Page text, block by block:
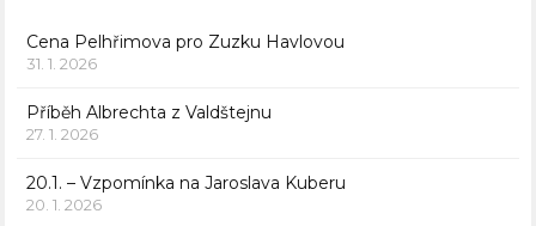
Cena Pelhřimova pro Zuzku Havlovou
31. 1. 2026
Příběh Albrechta z Valdštejnu
27. 1. 2026
20.1. – Vzpomínka na Jaroslava Kuberu
20. 1. 2026